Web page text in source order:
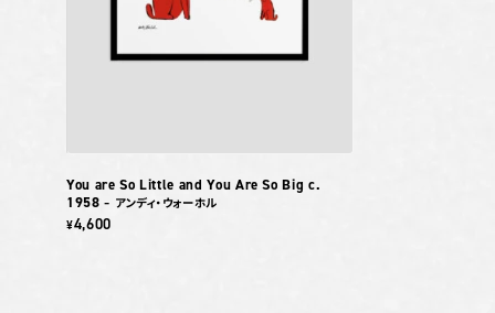
You are So Little and You Are So Big c.
1958 – アンディ・ウォーホル
¥4,600